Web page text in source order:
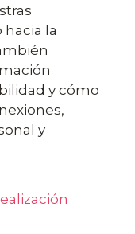
la
y cómo
y